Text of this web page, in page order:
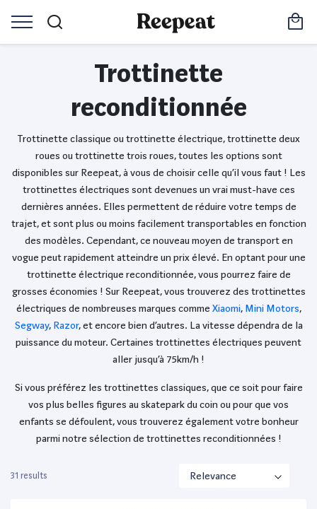
Trottinette
reconditionnée
Trottinette classique ou trottinette électrique, trottinette deux
roues ou trottinette trois roues, toutes les options sont
disponibles sur Reepeat, à vous de choisir celle qu’il vous faut ! Les
trottinettes électriques sont devenues un vrai must-have ces
dernières années. Elles permettent de réduire votre temps de
trajet, et sont plus ou moins facilement transportables en fonction
des modèles. Cependant, ce nouveau moyen de transport en
vogue peut rapidement atteindre un prix élevé. En optant pour une
trottinette électrique reconditionnée, vous pourrez faire de
grosses économies ! Sur Reepeat, vous trouverez des trottinettes
électriques de nombreuses marques comme Xiaomi, Mini Motors,
Segway, Razor, et encore bien d’autres. La vitesse dépendra de la
puissance du moteur. Certaines trottinettes électriques peuvent
aller jusqu’à 75km/h !
Si vous préférez les trottinettes classiques, que ce soit pour faire
vos plus belles figures au skatepark du coin ou pour que vos
enfants se défoulent, vous trouverez également votre bonheur
parmi notre sélection de trottinettes reconditionnées !
31 results